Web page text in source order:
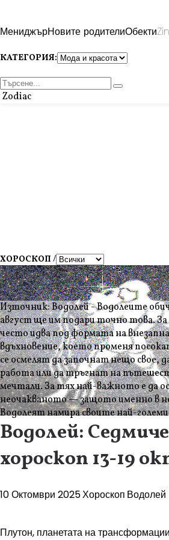
МениджърНовите родителиОбекти
КАТЕГОРИЯ:
Zodiac
ХОРОСКОП /
Източник: Водолей - Водолеите
август ще им подари точно това.
често идва под формата на
вдъхновение, което променя
се осмелят да започнат нещо свое,
работа или да тръгнат на
мечтали. За тях най-важното е да
неочакваното — защото именно в
Водолеят намира своите най-
Водолей:
хороскоп 13-19
10 Октомври 2025Хороскоп Водолей
Плутон, планетата на